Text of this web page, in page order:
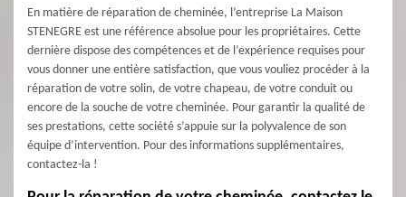
En matière de réparation de cheminée, l’entreprise La Maison
STENEGRE est une référence absolue pour les propriétaires. Cette
dernière dispose des compétences et de l’expérience requises pour
vous donner une entière satisfaction, que vous vouliez procéder à la
réparation de votre solin, de votre chapeau, de votre conduit ou
encore de la souche de votre cheminée. Pour garantir la qualité de
ses prestations, cette société s’appuie sur la polyvalence de son
équipe d’intervention. Pour des informations supplémentaires,
contactez-la !